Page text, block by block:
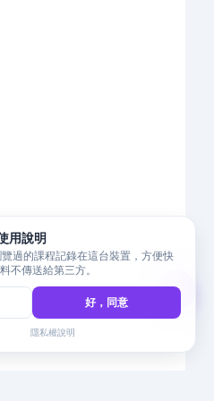
用說明
過的課程記錄在這台裝置，方便快
不傳送給第三方。
好，同意
隱私權說明